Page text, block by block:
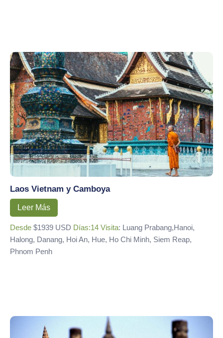
Laos Vietnam y Camboya
Leer Más
Desde $1939 USD Días:14 Visita: Luang Prabang,Hanoi,
Halong, Danang, Hoi An, Hue, Ho Chi Minh, Siem Reap,
Phnom Penh